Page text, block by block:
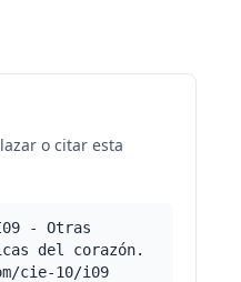
o citar esta
- Otras
del corazón.
cie-10/i09